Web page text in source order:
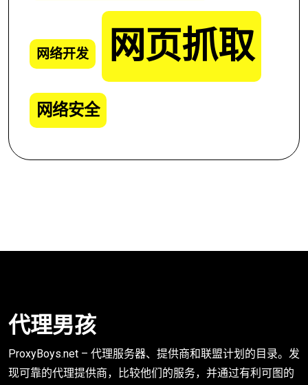
网络开发 网页抓取
网络安全
代理男孩
ProxyBoys.net – 代理服务器、提供商和联盟计划的目录。发
现可靠的代理提供商，比较他们的服务，并通过有利可图的